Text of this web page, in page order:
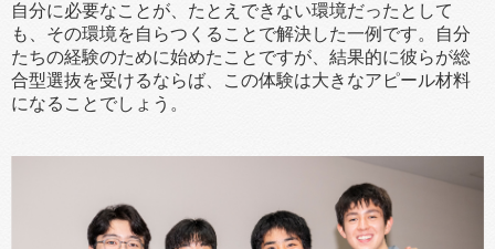
自分に必要なことが、たとえできない環境だったとして
も、その環境を自らつくることで解決した一例です。自分
たちの経験のために始めたことですが、結果的に彼らが総
合型選抜を受けるならば、この体験は大きなアピール材料
になることでしょう。